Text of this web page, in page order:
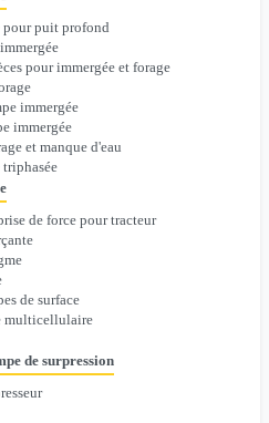
pour puit profond
pour immergée et forage
immergée
immergée
et manque d'eau
triphasée
de force pour tracteur
de surface
multicellulaire
de surpression